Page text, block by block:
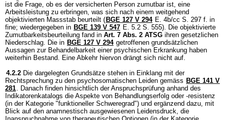
ist die Frage, ob es der versicherten Person zumutbar ist, eine
Arbeitsleistung zu erbringen, was sich nach einem weitgehend
objektivierten Massstab beurteilt (BGE 127 V 294 E. 4b/cc S. 297 f. in
fine; wiedergegeben in BGE 139 V 547 E. 5.2 S. 555). Die objektivierte
Zumutbarkeitsbeurteilung fand in Art. 7 Abs. 2 ATSG ihren gesetzlichen
Niederschlag. Die in BGE 127 V 294 getroffenen grundsätzlichen
Aussagen zur Behandelbarkeit einer psychischen Erkrankung haben
weiterhin Bestand. Eine Abkehr hiervon drängt sich nicht auf.
4.2.2 Die dargelegten Grundsätze stehen in Einklang mit der
Rechtsprechung zu den psychosomatischen Leiden gemäss BGE 141 V
281 . Danach finden hinsichtlich der Anspruchsprüfung anhand des
Indikatorenkatalogs die Aspekte von Behandlungserfolg oder -resistenz
(in der Kategorie "funktioneller Schweregrad") und ergänzend dazu, mit
Blick auf den anamnestisch ausgewiesenen Leidensdruck, die